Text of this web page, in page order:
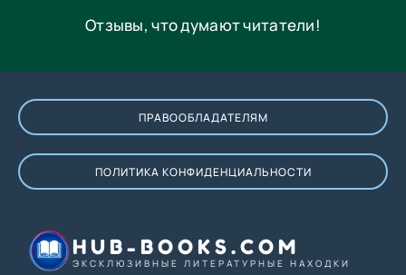
Отзывы, что думают читатели!
ПРАВООБЛАДАТЕЛЯМ
ПОЛИТИКА КОНФИДЕНЦИАЛЬНОСТИ
HUB-BOOKS.COM
ЭКСКЛЮЗИВНЫЕ ЛИТЕРАТУРНЫЕ НАХОДКИ